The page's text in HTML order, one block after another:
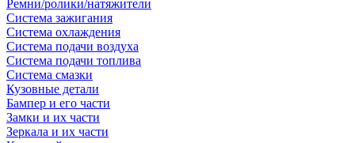
Ремни/ролики/натяжители
Система зажигания
Система охлаждения
Система подачи воздуха
Система подачи топлива
Система смазки
Кузовные детали
Бампер и его части
Замки и их части
Зеркала и их части